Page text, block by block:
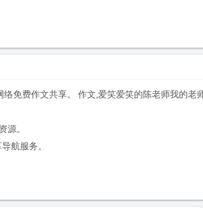
免费作文共享。 作文,爱笑爱笑的陈老师我的老
源。
航服务。